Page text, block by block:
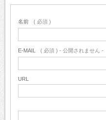
名前 ( 必須 )
E-MAIL ( 必須 ) - 公開されません -
URL